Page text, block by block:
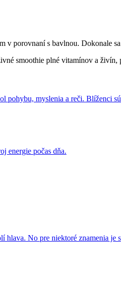
porovnaní s bavlnou. Dokonale
smoothie plné vitamínov a živín,